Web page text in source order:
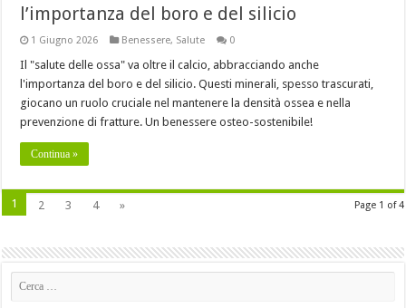
l’importanza del boro e del silicio
1 Giugno 2026 Benessere, Salute 0
Il "salute delle ossa" va oltre il calcio, abbracciando anche
l'importanza del boro e del silicio. Questi minerali, spesso trascurati,
giocano un ruolo cruciale nel mantenere la densità ossea e nella
prevenzione di fratture. Un benessere osteo-sostenibile!
Continua »
Page 1 of 4
1 2 3 4 »